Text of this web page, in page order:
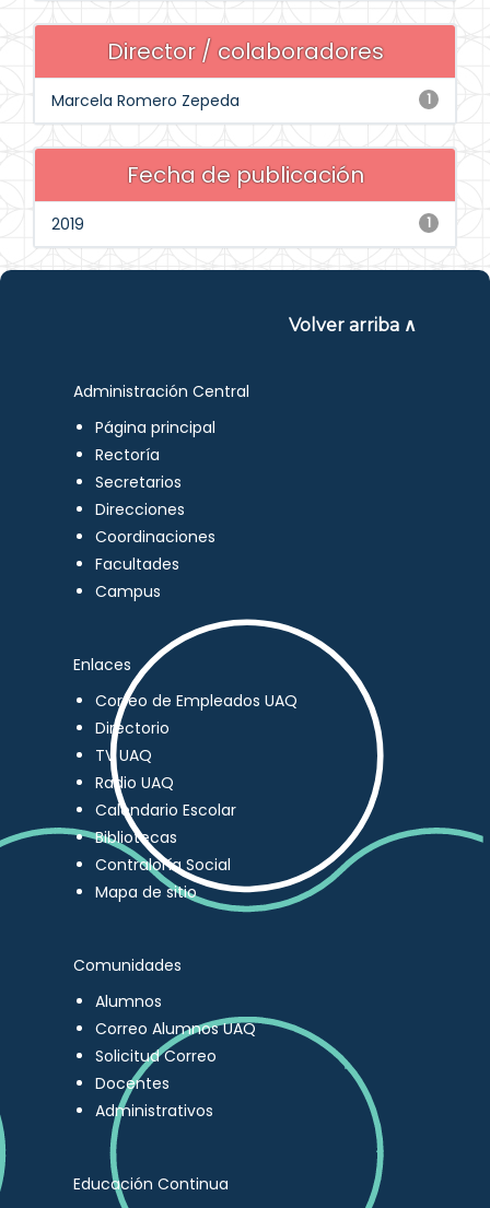
Director / colaboradores
1
Marcela Romero Zepeda
Fecha de publicación
1
2019
Volver arriba ∧
Administración Central
Página principal
Rectoría
Secretarios
Direcciones
Coordinaciones
Facultades
Campus
Enlaces
Correo de Empleados UAQ
Directorio
TV UAQ
Radio UAQ
Calendario Escolar
Bibliotecas
Contraloría Social
Mapa de sitio
Comunidades
Alumnos
Correo Alumnos UAQ
Solicitud Correo
Docentes
Administrativos
Educación Continua